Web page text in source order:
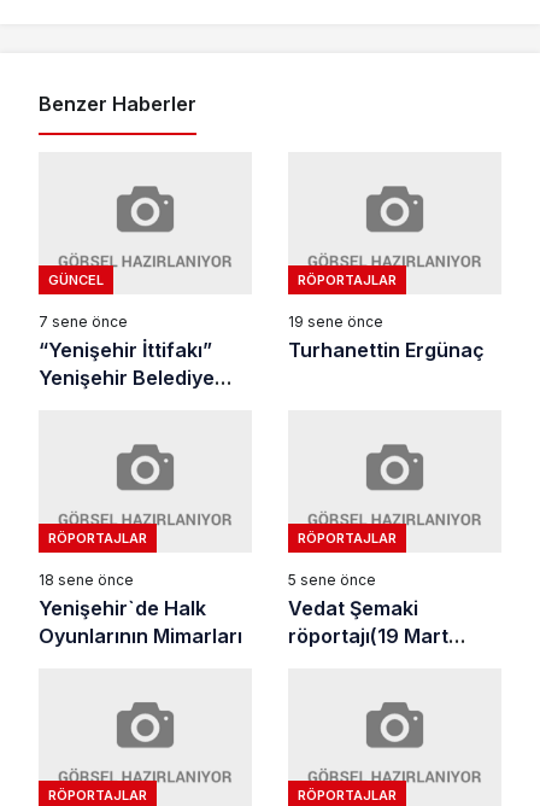
Benzer Haberler
GÜNCEL
7 sene önce
“Yenişehir İttifakı”
Yenişehir Belediye
RÖPORTAJLAR
19 sene önce
Turhanettin Ergünaç
RÖPORTAJLAR
18 sene önce
Yenişehir`de Halk
Oyunlarının Mimarları
RÖPORTAJLAR
5 sene önce
Vedat Şemaki
röportajı(19 Mart
RÖPORTAJLAR RÖPORTAJLAR